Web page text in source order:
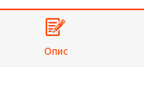
Опис